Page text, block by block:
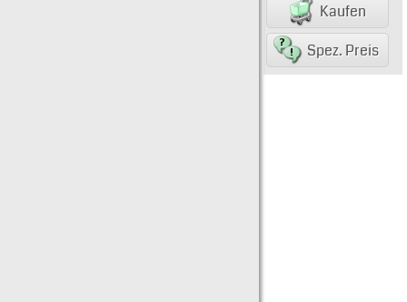
Kaufen
Spez. Preis